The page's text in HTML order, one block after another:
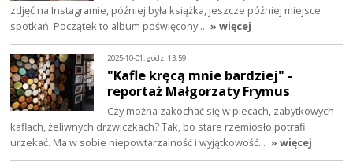
zdjęć na Instagramie, później była książka, jeszcze później miejsce
spotkań. Początek to album poświęcony… » więcej
2025-10-01, godz. 13:59
"Kafle kręcą mnie bardziej" -
reportaż Małgorzaty Frymus
Czy można zakochać się w piecach, zabytkowych
kaflach, żeliwnych drzwiczkach? Tak, bo stare rzemiosło potrafi
urzekać. Ma w sobie niepowtarzalność i wyjątkowość… » więcej